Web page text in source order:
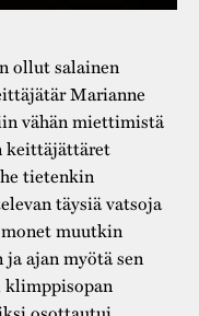
ollut salainen
Marianne
vähän miettimistä
keittäjättäret
tietenkin
täysiä vatsoja
muutkin
ajan myötä sen